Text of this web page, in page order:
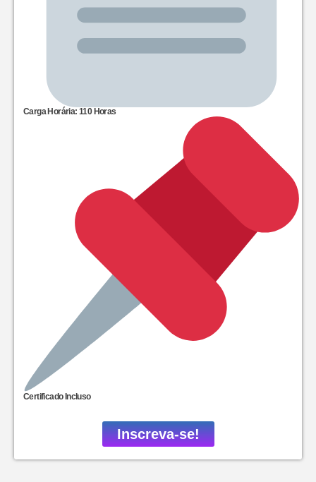
Carga Horária: 110 Horas
Certificado Incluso
Inscreva-se!